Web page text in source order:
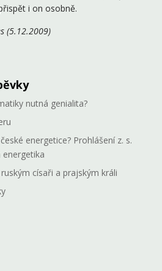
i on osobně.
(5.12.2009)
nutná genialita?
energetice? Prohlášení z. s.
energetika
císaři a prajským králi